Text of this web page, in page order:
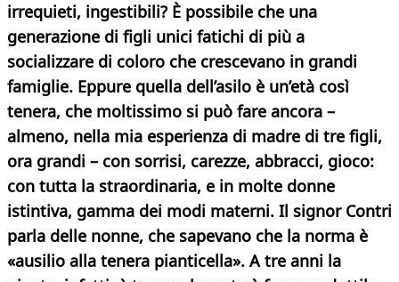
irrequieti, ingestibili? È possibile che una
generazione di figli unici fatichi di più a
socializzare di coloro che crescevano in grandi
famiglie. Eppure quella dell’asilo è un’età così
tenera, che moltissimo si può fare ancora –
almeno, nella mia esperienza di madre di tre figli,
ora grandi – con sorrisi, carezze, abbracci, gioco:
con tutta la straordinaria, e in molte donne
istintiva, gamma dei modi materni. Il signor Contri
parla delle nonne, che sapevano che la norma è
«ausilio alla tenera pianticella». A tre anni la